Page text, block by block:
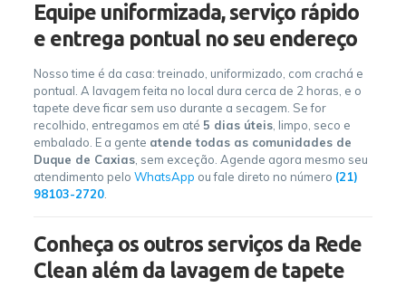
Equipe uniformizada, serviço rápido
e entrega pontual no seu endereço
Nosso time é da casa: treinado, uniformizado, com crachá e
pontual. A lavagem feita no local dura cerca de 2 horas, e o
tapete deve ficar sem uso durante a secagem. Se for
recolhido, entregamos em até 5 dias úteis, limpo, seco e
embalado. E a gente atende todas as comunidades de
Duque de Caxias, sem exceção. Agende agora mesmo seu
atendimento pelo WhatsApp ou fale direto no número (21)
98103-2720.
Conheça os outros serviços da Rede
Clean além da lavagem de tapete